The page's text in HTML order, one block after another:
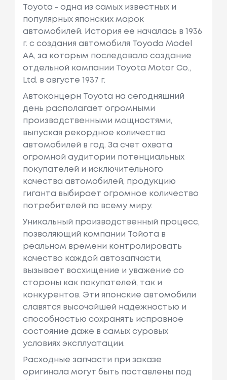
Toyota - одна из самых известных и
популярных японских марок
автомобилей. История ее началась в 1936
г. с создания автомобиля Toyoda Model
AA, за которым последовало создание
отдельной компании Toyota Motor Co.,
Ltd. в августе 1937 г.
Автоконцерн Toyota на сегодняшний
день располагает огромными
производственными мощностями,
выпуская рекордное количество
автомобилей в год. За счет охвата
огромной аудитории потенциальных
покупателей и исключительного
качества автомобилей, продукцию
гиганта выбирает огромное количество
потребителей по всему миру.
Уникальный производственный процесс,
позволяющий компании Тойота в
реальном времени контролировать
качество каждой автозапчасти,
вызывает восхищение и уважение со
стороны как покупателей, так и
конкурентов. Эти японские автомобили
славятся высочайшей надежностью и
способностью сохранять исправное
состояние даже в самых суровых
условиях эксплуатации.
Расходные запчасти при заказе
оригинала могут быть поставлены под